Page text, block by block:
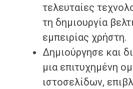
τελευταίες
τη δημιουργία
εμπειρίας χρήστη.
Δημιούργησε και
μια επιτυχημένη
ιστοσελίδων,